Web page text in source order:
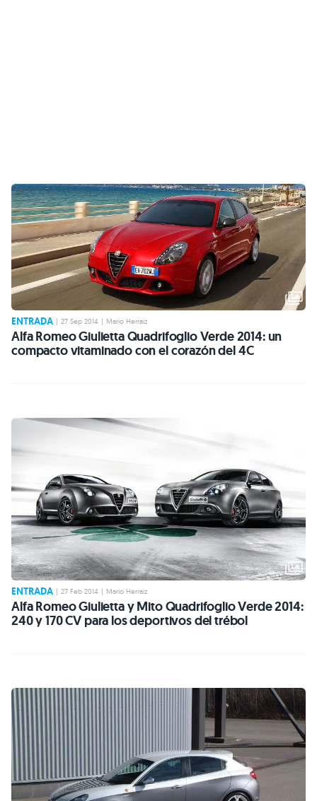
ENTRADA | 27 Sep 2014 | Mario Herraiz
Alfa Romeo Giulietta Quadrifoglio Verde 2014: un
compacto vitaminado con el corazón del 4C
ENTRADA | 27 Feb 2014 | Mario Herraiz
Alfa Romeo Giulietta y Mito Quadrifoglio Verde 2014:
240 y 170 CV para los deportivos del trébol